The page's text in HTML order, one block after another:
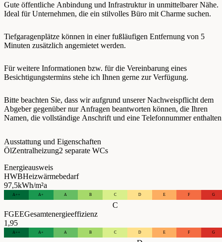
Gute öffentliche Anbindung und Infrastruktur in unmittelbarer Nähe.
Ideal für Unternehmen, die ein stilvolles Büro mit Charme suchen.
Tiefgaragenplätze können in einer fußläufigen Entfernung von 5
Minuten zusätzlich angemietet werden.
Für weitere Informationen bzw. für die Vereinbarung eines
Besichtigungstermins stehe ich Ihnen gerne zur Verfügung.
Bitte beachten Sie, dass wir aufgrund unserer Nachweispflicht dem
Abgeber gegenüber nur Anfragen beantworten können, die Ihren
Namen, die vollständige Anschrift und eine Telefonnummer
Ausstattung und Eigenschaften
ÖlZentralheizung2 separate WCs
Energieausweis
HWBHeizwärmebedarf
97,5kWh/m²a
A++ A+ A B C D E F G
C
FGEEGesamtenergieeffizienz
1,95
A++ A+ A B C D E F G